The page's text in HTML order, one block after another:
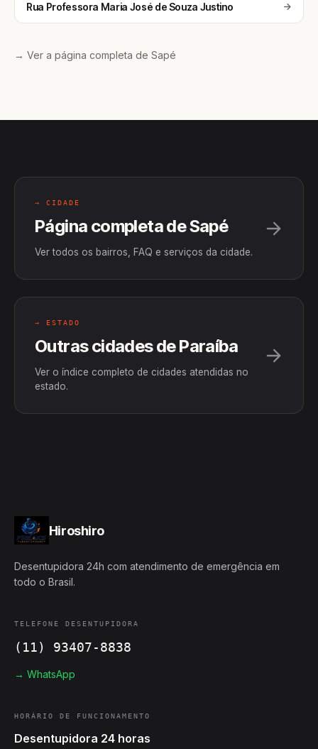
Rua Professora Maria José de Souza Justino
→ Ver a página completa de Sapé
→ CIDADE
Página completa de Sapé
Ver todos os bairros, FAQ e serviços da cidade.
→ ESTADO
Outras cidades de Paraíba
Ver o índice completo de cidades atendidas no
estado.
Hiroshiro
Desentupidora 24h com atendimento de emergência em
todo o Brasil.
TELEFONE DESENTUPIDORA
(11) 93407-8838
→ WhatsApp
HORÁRIO DE FUNCIONAMENTO
Desentupidora 24 horas